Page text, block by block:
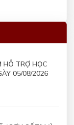
HỖ TRỢ HỌC
05/08/2026